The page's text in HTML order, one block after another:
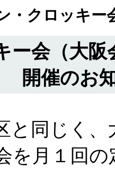
・クロッキー
ー会（大
開催のお
同じく、
を月１回